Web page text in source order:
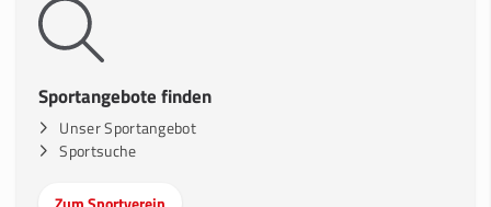
Sportangebote finden
Unser Sportangebot
Sportsuche